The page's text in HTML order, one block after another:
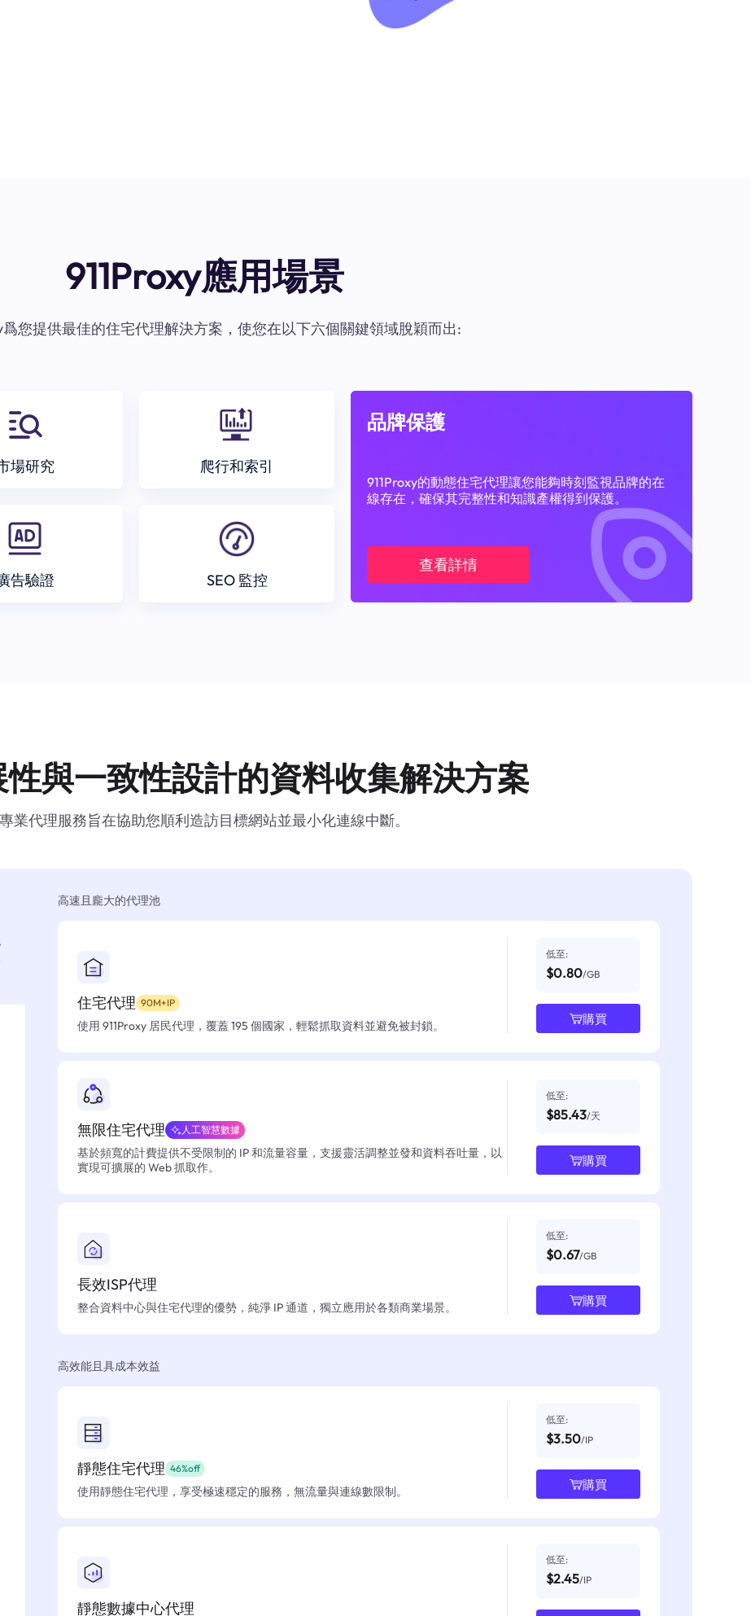
911Proxy應用場景
爲您提供最佳的住宅代理解決方案，使您在以下六個關鍵領域脫穎而出:
場研究 爬行和索引
告驗證 SEO 監控
品牌保護
911Proxy的動態住宅代理讓您能夠時刻監視品牌的在
線存在，確保其完整性和知識產權得到保護。
查看詳情
與一致性設計的資料收集解決方案
專業代理服務旨在協助您順利造訪目標網站並最小化連線中斷。
高速且龐大的代理池
住宅代理 90M+IP
使用 911Proxy 居民代理，覆蓋 195 個國家，輕鬆抓取資料並避免被封鎖。
低至:
$0.80/GB
購買
無限住宅代理 人工智慧數據
基於頻寬的計費提供不受限制的 IP 和流量容量，支援靈活調整並發和資料吞吐量，以
實現可擴展的 Web 抓取作。
低至:
$85.43/天
購買
長效ISP代理
整合資料中心與住宅代理的優勢，純淨 IP 通道，獨立應用於各類商業場景。
低至:
$0.67/GB
購買
高效能且具成本效益
靜態住宅代理 46%off
使用靜態住宅代理，享受極速穩定的服務，無流量與連線數限制。
低至:
$3.50/IP
購買
靜態數據中心代理
低至:
$2.45/IP